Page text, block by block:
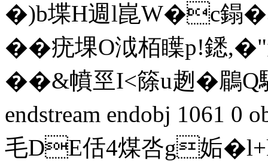
�)b堞H週l崑W�c鎉
��疣堁O泧栢瞸p!鏭
� �&幩巠I<篨u趔� 鶥
endstream endobj 1061
毛DE佸4煤呇g姤�